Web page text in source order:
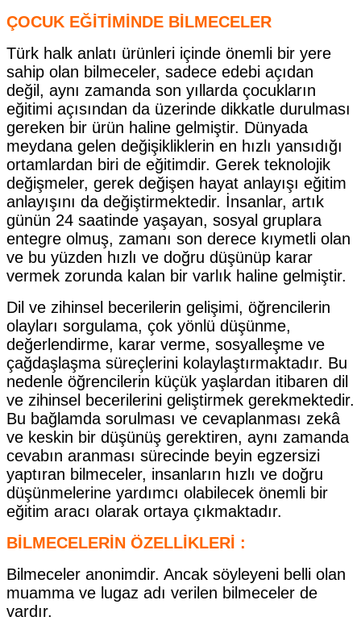
ÇOCUK EĞİTİMİNDE BİLMECELER
Türk halk anlatı ürünleri içinde önemli bir yere
sahip olan bilmeceler, sadece edebi açıdan
değil, aynı zamanda son yıllarda çocukların
eğitimi açısından da üzerinde dikkatle durulması
gereken bir ürün haline gelmiştir. Dünyada
meydana gelen değişikliklerin en hızlı yansıdığı
ortamlardan biri de eğitimdir. Gerek teknolojik
değişmeler, gerek değişen hayat anlayışı eğitim
anlayışını da değiştirmektedir. İnsanlar, artık
günün 24 saatinde yaşayan, sosyal gruplara
entegre olmuş, zamanı son derece kıymetli olan
ve bu yüzden hızlı ve doğru düşünüp karar
vermek zorunda kalan bir varlık haline gelmiştir.
Dil ve zihinsel becerilerin gelişimi, öğrencilerin
olayları sorgulama, çok yönlü düşünme,
değerlendirme, karar verme, sosyalleşme ve
çağdaşlaşma süreçlerini kolaylaştırmaktadır. Bu
nedenle öğrencilerin küçük yaşlardan itibaren dil
ve zihinsel becerilerini geliştirmek gerekmektedir.
Bu bağlamda sorulması ve cevaplanması zekâ
ve keskin bir düşünüş gerektiren, aynı zamanda
cevabın aranması sürecinde beyin egzersizi
yaptıran bilmeceler, insanların hızlı ve doğru
düşünmelerine yardımcı olabilecek önemli bir
eğitim aracı olarak ortaya çıkmaktadır.
BİLMECELERİN ÖZELLİKLERİ :
Bilmeceler anonimdir. Ancak söyleyeni belli olan
muamma ve lugaz adı verilen bilmeceler de
vardır.